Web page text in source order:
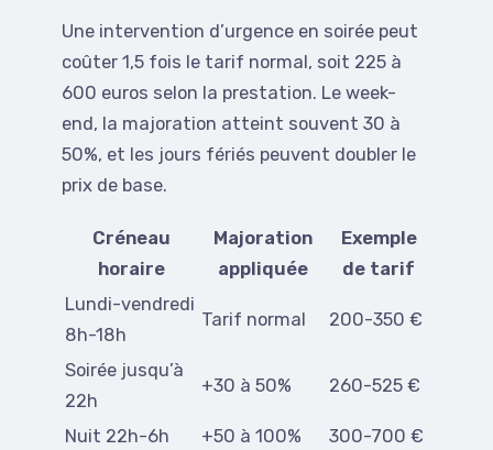
Une intervention d’urgence en soirée peut
coûter 1,5 fois le tarif normal, soit 225 à
600 euros selon la prestation. Le week-
end, la majoration atteint souvent 30 à
50%, et les jours fériés peuvent doubler le
prix de base.
Créneau
horaire
Majoration
appliquée
Exemple
de tarif
Lundi-vendredi
8h-18h
Tarif normal 200-350 €
Soirée jusqu’à
22h
+30 à 50% 260-525 €
Nuit 22h-6h +50 à 100%
300-700 €